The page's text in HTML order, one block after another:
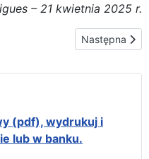
– 21 kwietnia 2025 r.
Madonny w kaplicyNastępna
Następna
(pdf), wydrukuj i
lub w banku.